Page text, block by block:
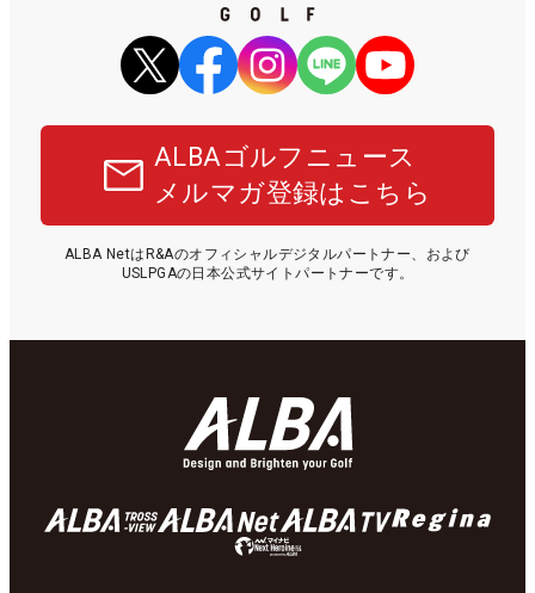
ALBAゴルフニュース
メルマガ登録はこちら
ALBA NetはR&Aのオフィシャルデジタルパートナー、および
USLPGAの日本公式サイトパートナーです。